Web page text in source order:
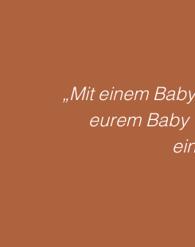
„Mit einem
eurem